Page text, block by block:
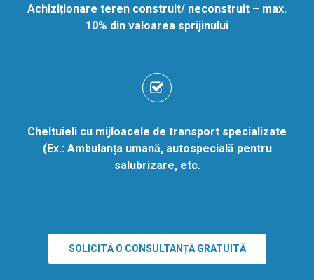
Achiziționare teren construit/ neconstruit – max.
10% din valoarea sprijinului
Cheltuieli cu mijloacele de transport specializate
(Ex.: Ambulanța umană, autospecială pentru
salubrizare, etc.
SOLICITĂ O CONSULTANȚĂ GRATUITĂ